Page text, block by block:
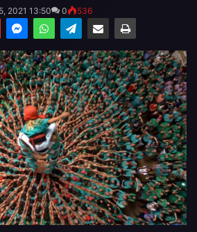
2021 13:50 0 536
PinterestMessengerWhatsAppTelegramCompartir por email Imprimir